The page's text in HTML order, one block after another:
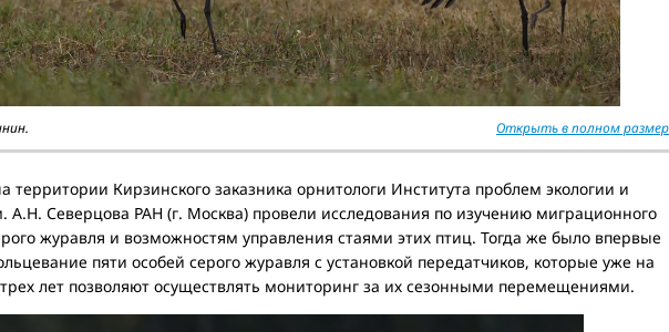
Открыть в полном
территории Кирзинского заказника орнитологи Института проблем экологии и
А.Н. Северцова РАН (г. Москва) провели исследования по изучению миграционного
журавля и возможностям управления стаями этих птиц. Тогда же было впервые
пяти особей серого журавля с установкой передатчиков, которые уже на
лет позволяют осуществлять мониторинг за их сезонными перемещениями.